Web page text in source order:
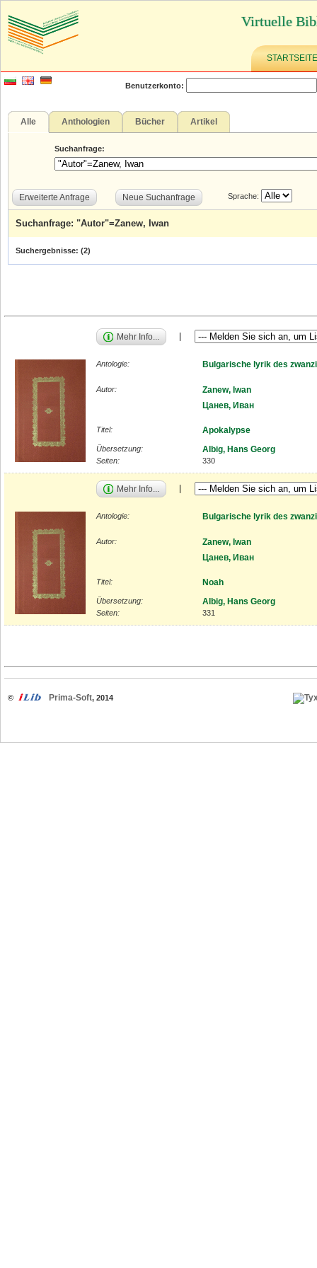
Virtuelle
STARTSEITE
Benutzerkonto:
Alle Anthologien Bücher Artikel
Suchanfrage:
Erweiterte Anfrage Neue Suchanfrage Sprache:
Suchanfrage: "Autor"=Zanew, Iwan
Suchergebnisse: (2)
Mehr Info...
Antologie: Bulgarische lyrik des
Autor:
Zanew, Iwan
Цанев, Иван
Titel: Apokalypse
Übersetzung: Albig, Hans Georg
Seiten: 330
Mehr Info...
Antologie: Bulgarische lyrik des
Autor:
Zanew, Iwan
Цанев, Иван
Titel: Noah
Übersetzung: Albig, Hans Georg
Seiten: 331
© Prima-Soft, 2014